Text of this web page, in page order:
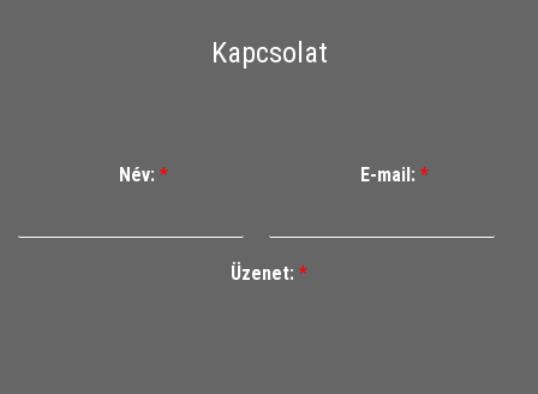
Kapcsolat
Név: * E-mail: *
Üzenet: *